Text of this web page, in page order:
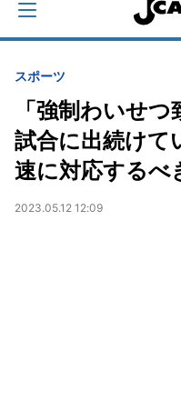
スポーツ
「強制わいせ
試合に出続け
速に対応するべ
2023.05.12 12:09